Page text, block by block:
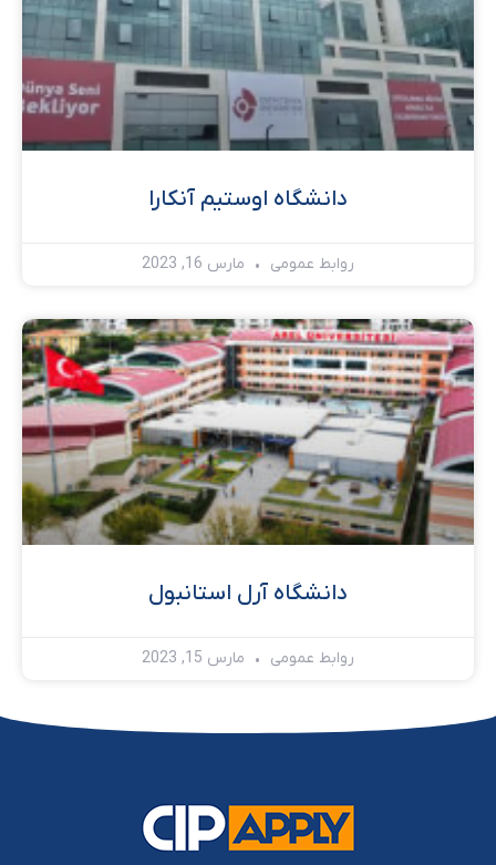
دانشگاه اوستیم آنکارا
روابط عمومی مارس 16, 2023
دانشگاه آرل استانبول
روابط عمومی مارس 15, 2023